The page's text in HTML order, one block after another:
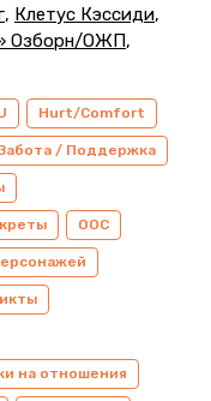
, Клетус Кэссиди,
Озборн/ОЖП,
Hurt/Comfort
/ Поддержка
ООС
на отношения